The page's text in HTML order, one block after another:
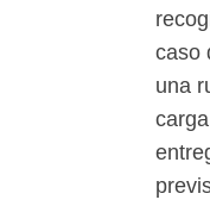
caso
una